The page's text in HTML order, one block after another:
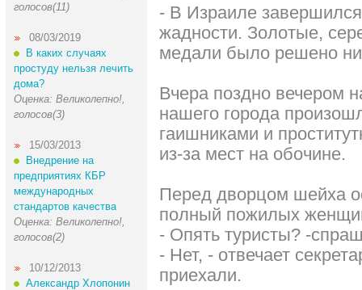
голосов(11)
08/03/2019
В каких случаях
простуду нельзя лечить
дома?
Оценка: Великолепно!,
голосов(3)
15/03/2013
Внедрение на
предприятиях КБР
международных
стандартов качества
Оценка: Великолепно!,
голосов(2)
10/12/2013
Александр Хлопонин
- В Израиле
жадности. Золотые,
медали было решено
Вчера поздно вечером
нашего города
гаишниками и
из-за мест на обочине.
Пеpед двоpцом шейха
полный пожилых
- Опять туpисты? -
- Hет, - отвечает
пpиехали.